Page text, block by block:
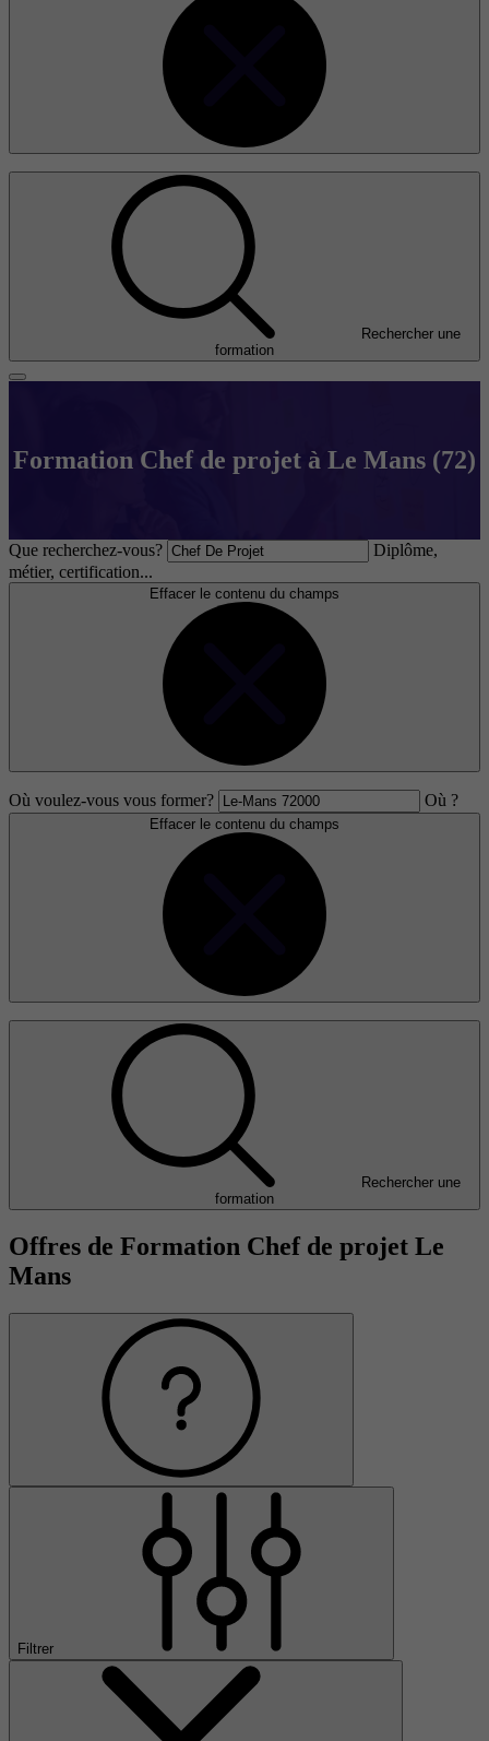
Rechercher une
formation
Formation Chef de projet à Le Mans (72)
Que recherchez-vous?
Diplôme,
métier, certification...
Effacer le contenu du champs
Où voulez-vous vous former? Où ?
Effacer le contenu du champs
Rechercher une
formation
Offres de Formation Chef de projet Le
Mans
Filtrer